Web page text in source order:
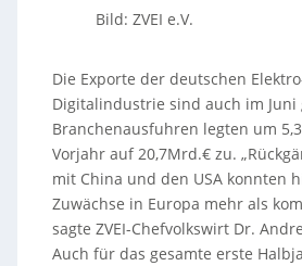
Bild: ZVEI e.V.
Die Exporte der deutschen
Digitalindustrie sind auch im Juni
Branchenausfuhren legten um
Vorjahr auf 20,7Mrd.€ zu.
mit China und den USA konnten
Zuwächse in Europa mehr als
sagte ZVEI-Chefvolkswirt Dr.
Auch für das gesamte erste